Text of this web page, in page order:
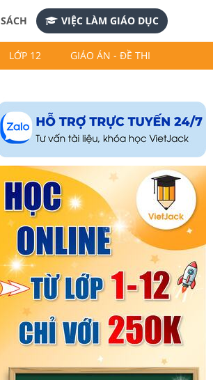
SÁCH VIỆC LÀM GIÁO DỤC
LỚP 12 GIÁO ÁN - ĐỀ THI